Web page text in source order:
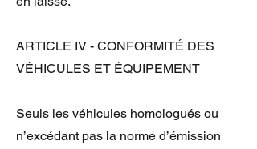
ARTICLE IV - CONFORMITÉ DES
VÉHICULES ET ÉQUIPEMENT
Seuls les véhicules homologués ou
n’excédant pas la norme d’émission